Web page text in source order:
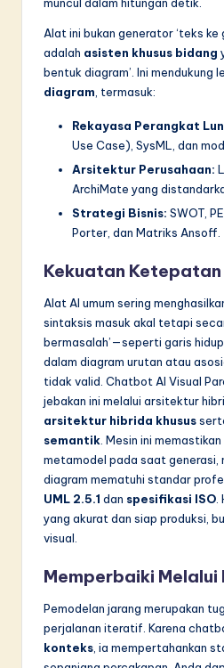
o
Alat ini bukan generator ‘teks ke
adalah asisten khusus bidang
bentuk diagram’. Ini mendukung
diagram , termasuk:
Rekayasa Perangkat
Use Case), SysML, dan
Arsitektur Perusahaan:
ArchiMate yang
Strategi Bisnis: SWOT,
Porter, dan Matriks Ansoff.
Kekuatan
Alat AI umum sering
sintaksis masuk akal tetapi
bermasalah’—seperti garis
dalam diagram urutan atau
tidak valid. Chatbot AI Visual
jebakan ini melalui arsitektur
arsitektur hibrida khusus
semantik. Mesin ini
metamodel pada saat generasi,
diagram mematuhi standar
UML 2.5.1 dan spesifikasi ISO.
yang akurat dan siap produksi,
visual.
Memperbaiki Melalui
Pemodelan jarang merupakan
perjalanan iteratif. Karena
konteks, ia mempertahankan